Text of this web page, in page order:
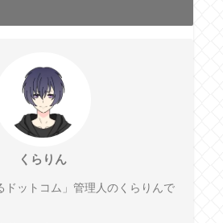
くらりん
ドットコム」管理人のくらりんで